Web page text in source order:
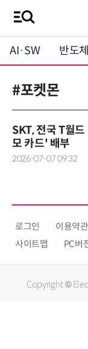
AI·SW 반도체
#포켓몬
SKT, 전국 T월
모 카드' 배부
2026-07-07 09:32
로그인 이용약관
사이트맵
PC버
Copyright ©